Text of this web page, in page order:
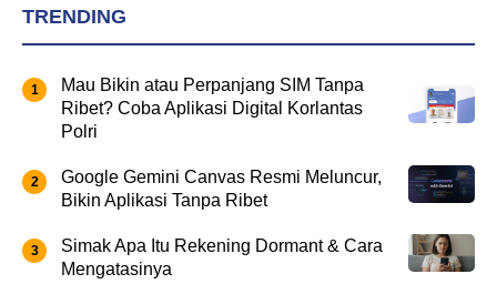
TRENDING
Mau Bikin atau Perpanjang SIM Tanpa
Ribet? Coba Aplikasi Digital Korlantas
Polri
Google Gemini Canvas Resmi Meluncur,
Bikin Aplikasi Tanpa Ribet
Simak Apa Itu Rekening Dormant & Cara
Mengatasinya